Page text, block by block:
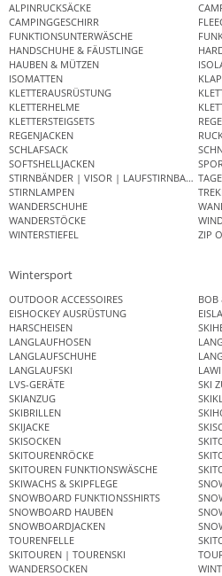
ALPINRUCKSÄCKE
CAMPINGGESCHIRR
FUNKTIONSUNTERWÄSCHE
HANDSCHUHE & FÄUSTLINGE
HAUBEN & MÜTZEN
ISOMATTEN
KLETTERAUSRÜSTUNG
KLETTERHELME
KLETTERSTEIGSETS
REGENJACKEN
SCHLAFSACK
SOFTSHELLJACKEN
STIRNBÄNDER | VISOR | LAUFSTIRNBAND
STIRNLAMPEN
WANDERSCHUHE
WANDERSTÖCKE
WINTERSTIEFEL
ZIP
Wintersport
OUTDOOR ACCESSOIRES
BOB
EISHOCKEY AUSRÜSTUNG
HARSCHEISEN
LANGLAUFHOSEN
LANGLAUFSCHUHE
LANGLAUFSKI
LVS-GERÄTE
SKI
SKIANZUG
SKIBRILLEN
SKIJACKE
SKISOCKEN
SKITOURENRÖCKE
SKITOUREN FUNKTIONSWÄSCHE
SKIWACHS & SKIPFLEGE
SNOWBOARD FUNKTIONSSHIRTS
SNOWBOARD HAUBEN
SNOWBOARDJACKEN
TOURENFELLE
SKITOUREN | TOURENSKI
WANDERSOCKEN